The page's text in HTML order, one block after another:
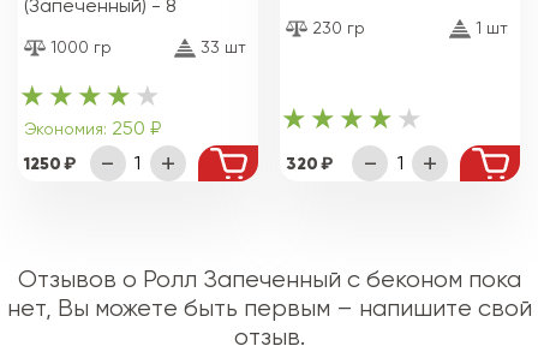
(Запеченный) - 8
1000 гр 33 шт
Экономия: 250 ₽
1250
230 гр 1 шт
320
Отзывов о Ролл Запеченный с беконом пока
нет, Вы можете быть первым – напишите свой
отзыв.